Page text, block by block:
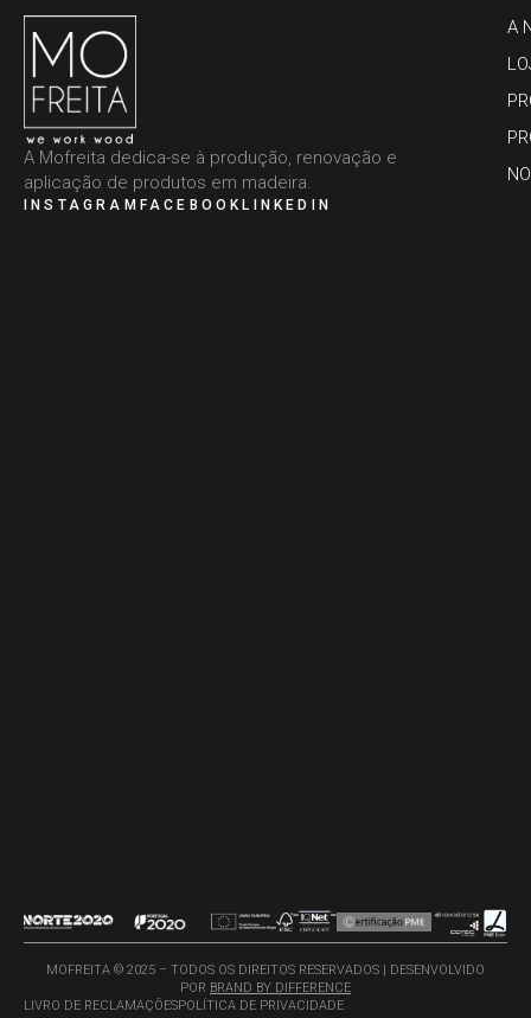
A Mofreita dedica-se à produção, renovação e
aplicação de produtos em madeira.
INSTAGRAM FACEBOOK LINKEDIN
A
MOFREITA © 2025 – TODOS OS DIREITOS RESERVADOS | DESENVOLVIDO
POR BRAND BY DIFFERENCE
LIVRO DE RECLAMAÇÕESPOLÍTICA DE PRIVACIDADE